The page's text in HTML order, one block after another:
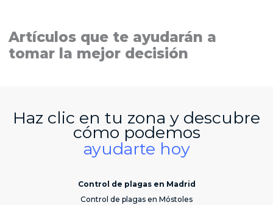
Artículos que te ayudarán a
tomar la mejor decisión
Haz clic en tu zona y descubre
cómo podemos
ayudarte hoy
Control de plagas en Madrid
Control de plagas en Móstoles